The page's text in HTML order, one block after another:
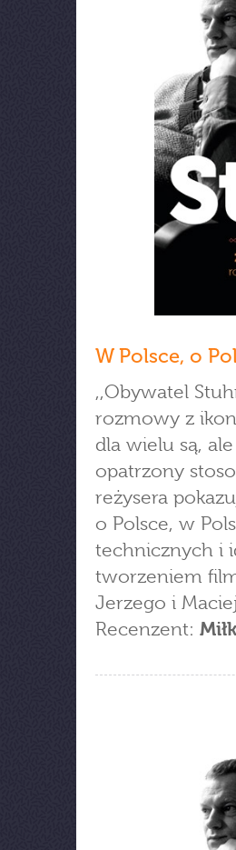
W Polsce, o
,,Obywatel
rozmowy z
dla wielu są,
opatrzony
reżysera
o Polsce, w
technicznych i
tworzeniem
Jerzego i
Recenzent: